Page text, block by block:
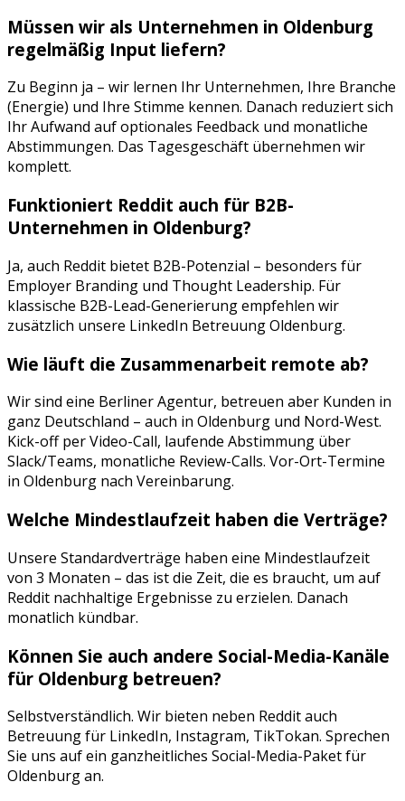
Müssen wir als Unternehmen in Oldenburg
regelmäßig Input liefern?
Zu Beginn ja – wir lernen Ihr Unternehmen, Ihre Branche
(Energie) und Ihre Stimme kennen. Danach reduziert sich
Ihr Aufwand auf optionales Feedback und monatliche
Abstimmungen. Das Tagesgeschäft übernehmen wir
komplett.
Funktioniert Reddit auch für B2B-
Unternehmen in Oldenburg?
Ja, auch Reddit bietet B2B-Potenzial – besonders für
Employer Branding und Thought Leadership. Für
klassische B2B-Lead-Generierung empfehlen wir
zusätzlich unsere LinkedIn Betreuung Oldenburg.
Wie läuft die Zusammenarbeit remote ab?
Wir sind eine Berliner Agentur, betreuen aber Kunden in
ganz Deutschland – auch in Oldenburg und Nord-West.
Kick-off per Video-Call, laufende Abstimmung über
Slack/Teams, monatliche Review-Calls. Vor-Ort-Termine
in Oldenburg nach Vereinbarung.
Welche Mindestlaufzeit haben die Verträge?
Unsere Standardverträge haben eine Mindestlaufzeit
von 3 Monaten – das ist die Zeit, die es braucht, um auf
Reddit nachhaltige Ergebnisse zu erzielen. Danach
monatlich kündbar.
Können Sie auch andere Social-Media-Kanäle
für Oldenburg betreuen?
Selbstverständlich. Wir bieten neben Redditauch
Betreuung für LinkedIn, Instagram, TikTokan. Sprechen
Sie uns auf ein ganzheitliches Social-Media-Paket für
Oldenburgan.